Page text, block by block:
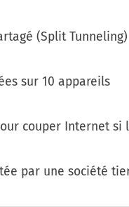
(Split Tunneling)
sur 10 appareils
couper Internet si
par une société